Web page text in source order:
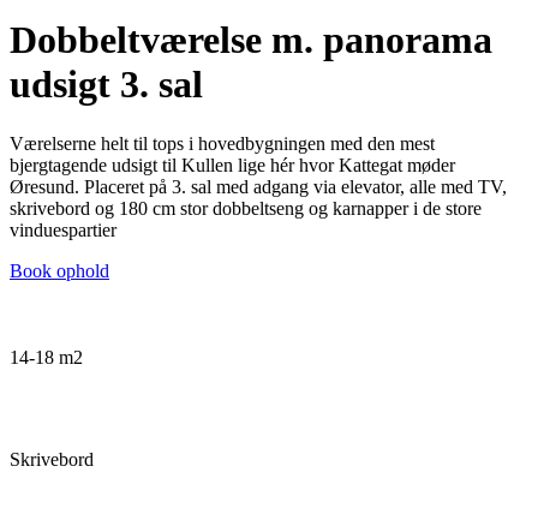
Dobbeltværelse m. panorama
udsigt 3. sal
Værelserne helt til tops i hovedbygningen med den mest
bjergtagende udsigt til Kullen lige hér hvor Kattegat møder
Øresund. Placeret på 3. sal med adgang via elevator, alle med TV,
skrivebord og 180 cm stor dobbeltseng og karnapper i de store
vinduespartier
Book ophold
14-18 m2
Skrivebord